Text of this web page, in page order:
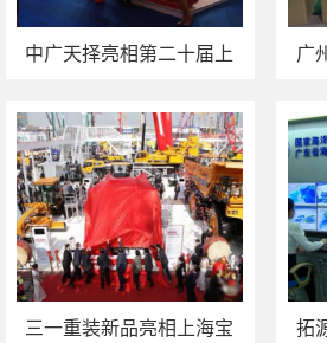
中广天择亮相第二十届上
场
广
三一重装新品亮相上海宝
拓